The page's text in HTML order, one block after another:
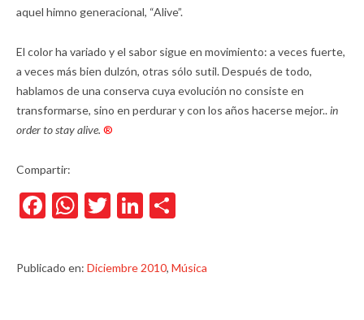
aquel himno generacional, “Alive”.
El color ha variado y el sabor sigue en movimiento: a veces fuerte,
a veces más bien dulzón, otras sólo sutil. Después de todo,
hablamos de una conserva cuya evolución no consiste en
transformarse, sino en perdurar y con los años hacerse mejor..in
order to stay alive. ®
Compartir:
Facebook
WhatsApp
TwitterLinkedIn
Publicado en: Diciembre 2010, Música